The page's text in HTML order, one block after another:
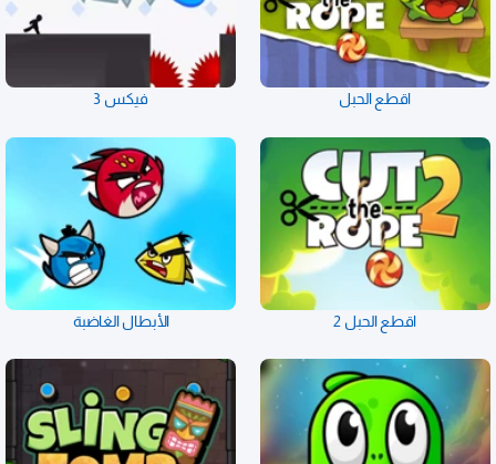
اقطع الحبل فيكس 3
اقطع الحبل 2 الأبطال الغاضبة